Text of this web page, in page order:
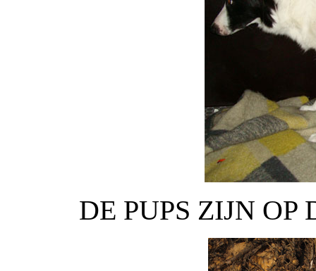
DE PUPS ZIJN OP